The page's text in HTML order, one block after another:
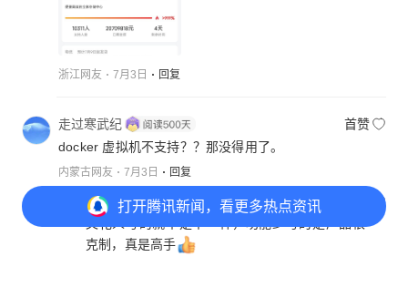
打开腾讯新闻，看更多热点资讯
浙江网友 7月3日 回复
走过寒武纪
首赞
docker 虚拟机不支持？？那没得用了。
内蒙古网友 7月3日 回复
五彩
文化人写的就不是不一样，功能少写的是产品很
克制，真是高手